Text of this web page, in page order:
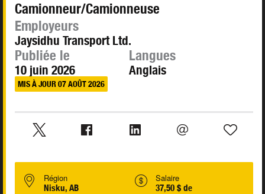
Camionneur/Camionneuse
Employeurs
Jaysidhu Transport Ltd.
Publiée le
10 juin 2026
MIS À JOUR 07 AOÛT 2026
Langues
Anglais
Région
Nisku, AB
Salaire
37,50 $ de